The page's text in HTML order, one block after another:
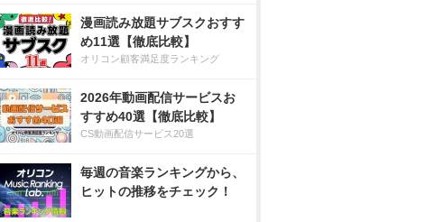
漫画読み放題サブスクおすす
め11選【徹底比較】
オリコン顧客満足度ランキング
2026年動画配信サービスお
すすめ40選【徹底比較】
CS動画配信サービス20選
毎週の音楽ランキングから、
ヒットの推移をチェック！